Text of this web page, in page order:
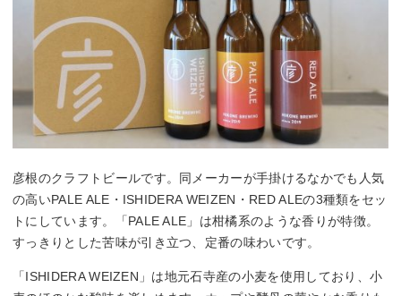
彦根のクラフトビールです。同メーカーが手掛けるなかでも人気
の高いPALE ALE・ISHIDERA WEIZEN・RED ALEの3種類をセッ
トにしています。「PALE ALE」は柑橘系のような香りが特徴。
すっきりとした苦味が引き立つ、定番の味わいです。
「ISHIDERA WEIZEN」は地元石寺産の小麦を使用しており、小